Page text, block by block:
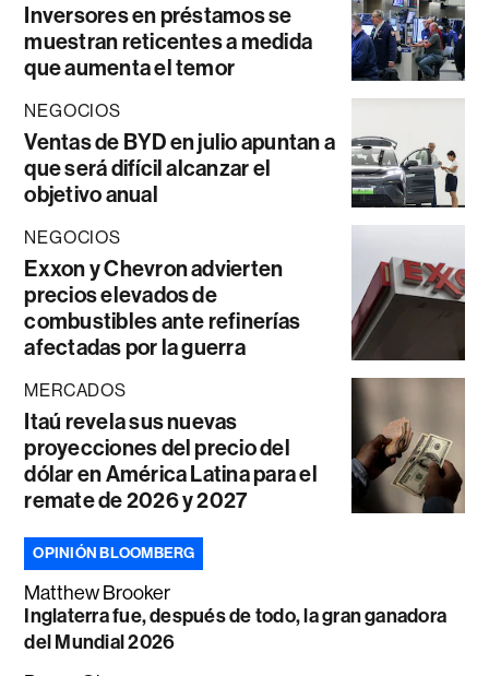
Inversores en préstamos se
muestran reticentes a medida
que aumenta el temor
NEGOCIOS
Ventas de BYD en julio apuntan a
que será difícil alcanzar el
objetivo anual
NEGOCIOS
Exxon y Chevron advierten
precios elevados de
combustibles ante refinerías
afectadas por la guerra
MERCADOS
Itaú revela sus nuevas
proyecciones del precio del
dólar en América Latina para el
remate de 2026 y 2027
OPINIÓN BLOOMBERG
Matthew Brooker
Inglaterra fue, después de todo, la gran ganadora
del Mundial 2026